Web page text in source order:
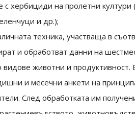
с хербициди на пролетни култури
и др.);
техника, участваща в
и обработват данни на
животни и продуктивност. В
и месечни анкети на
След обработката им